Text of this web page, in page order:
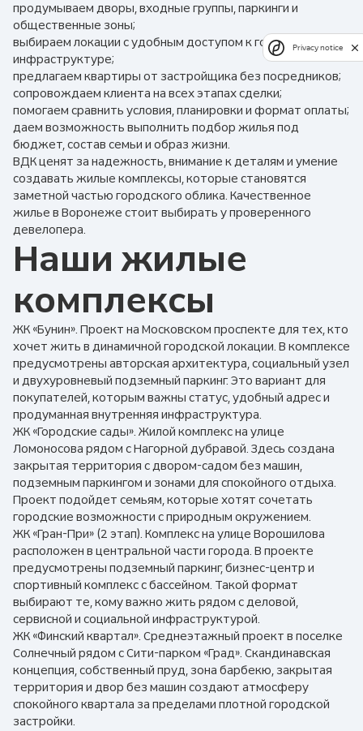
продумываем дворы, входные группы, паркинги и
общественные зоны;
выбираем локации с удобным доступом к городской
инфраструктуре;
предлагаем квартиры от застройщика без посредников;
сопровождаем клиента на всех этапах сделки;
помогаем сравнить условия, планировки и формат оплаты;
даем возможность выполнить подбор жилья под
бюджет, состав семьи и образ жизни.
ВДК ценят за надежность, внимание к деталям и умение
создавать жилые комплексы, которые становятся
заметной частью городского облика. Качественное
жилье в Воронеже стоит выбирать у проверенного
девелопера.
Наши жилые
комплексы
ЖК «Бунин». Проект на Московском проспекте для тех, кто
хочет жить в динамичной городской локации. В комплексе
предусмотрены авторская архитектура, социальный узел
и двухуровневый подземный паркинг. Это вариант для
покупателей, которым важны статус, удобный адрес и
продуманная внутренняя инфраструктура.
ЖК «Городские сады». Жилой комплекс на улице
Ломоносова рядом с Нагорной дубравой. Здесь создана
закрытая территория с двором-садом без машин,
подземным паркингом и зонами для спокойного отдыха.
Проект подойдет семьям, которые хотят сочетать
городские возможности с природным окружением.
ЖК «Гран-При» (2 этап). Комплекс на улице Ворошилова
расположен в центральной части города. В проекте
предусмотрены подземный паркинг, бизнес-центр и
спортивный комплекс с бассейном. Такой формат
выбирают те, кому важно жить рядом с деловой,
сервисной и социальной инфраструктурой.
ЖК «Финский квартал». Среднеэтажный проект в поселке
Солнечный рядом с Сити-парком «Град». Скандинавская
концепция, собственный пруд, зона барбекю, закрытая
территория и двор без машин создают атмосферу
спокойного квартала за пределами плотной городской
застройки.
Privacy notice